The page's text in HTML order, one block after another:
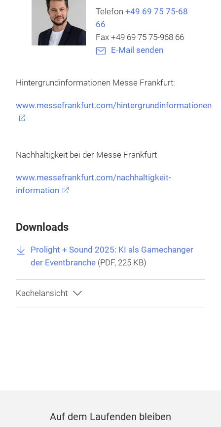
Telefon +49 69 75 75-68
66
Fax +49 69 75 75-968 66
E-Mail senden
Hintergrundinformationen Messe Frankfurt:
www.messefrankfurt.com/hintergrundinformationen
Nachhaltigkeit bei der Messe Frankfurt
www.messefrankfurt.com/nachhaltigkeit-
information
Downloads
Prolight + Sound 2025: KI als Gamechanger
der Eventbranche (PDF, 225 KB)
Auf dem Laufenden bleiben